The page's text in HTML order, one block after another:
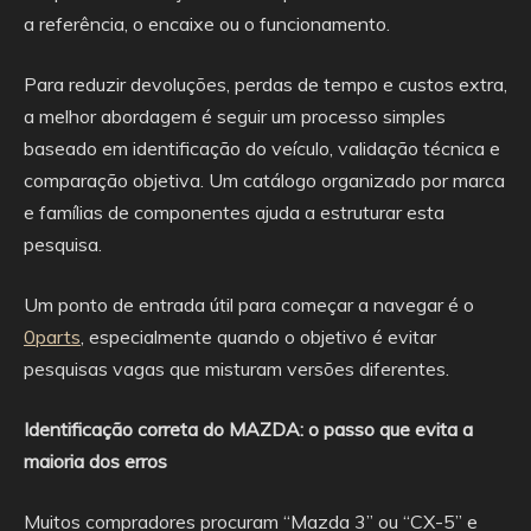
a referência, o encaixe ou o funcionamento.
Para reduzir devoluções, perdas de tempo e custos extra,
a melhor abordagem é seguir um processo simples
baseado em identificação do veículo, validação técnica e
comparação objetiva. Um catálogo organizado por marca
e famílias de componentes ajuda a estruturar esta
pesquisa.
Um ponto de entrada útil para começar a navegar é o
0parts, especialmente quando o objetivo é evitar
pesquisas vagas que misturam versões diferentes.
Identificação correta do MAZDA: o passo que evita a
maioria dos erros
Muitos compradores procuram “Mazda 3” ou “CX-5” e